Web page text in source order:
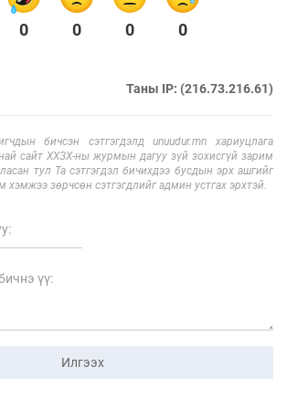
0 0 0 0
Таны IP: (216.73.216.61)
бичсэн сэтгэгдэлд unuudur.mn хариуцлага
сайт ХХЗХ-ны журмын дагуу зүй зохисгүй зарим
тул Та сэтгэгдэл бичихдээ бусдын эрх ашгийг
хэмжээ зөрчсөн сэтгэгдлийг админ устгах эрхтэй.
Илгээх